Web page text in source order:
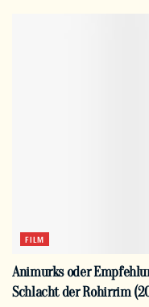
FILM
Animurks oder
Schlacht der Rohirrim